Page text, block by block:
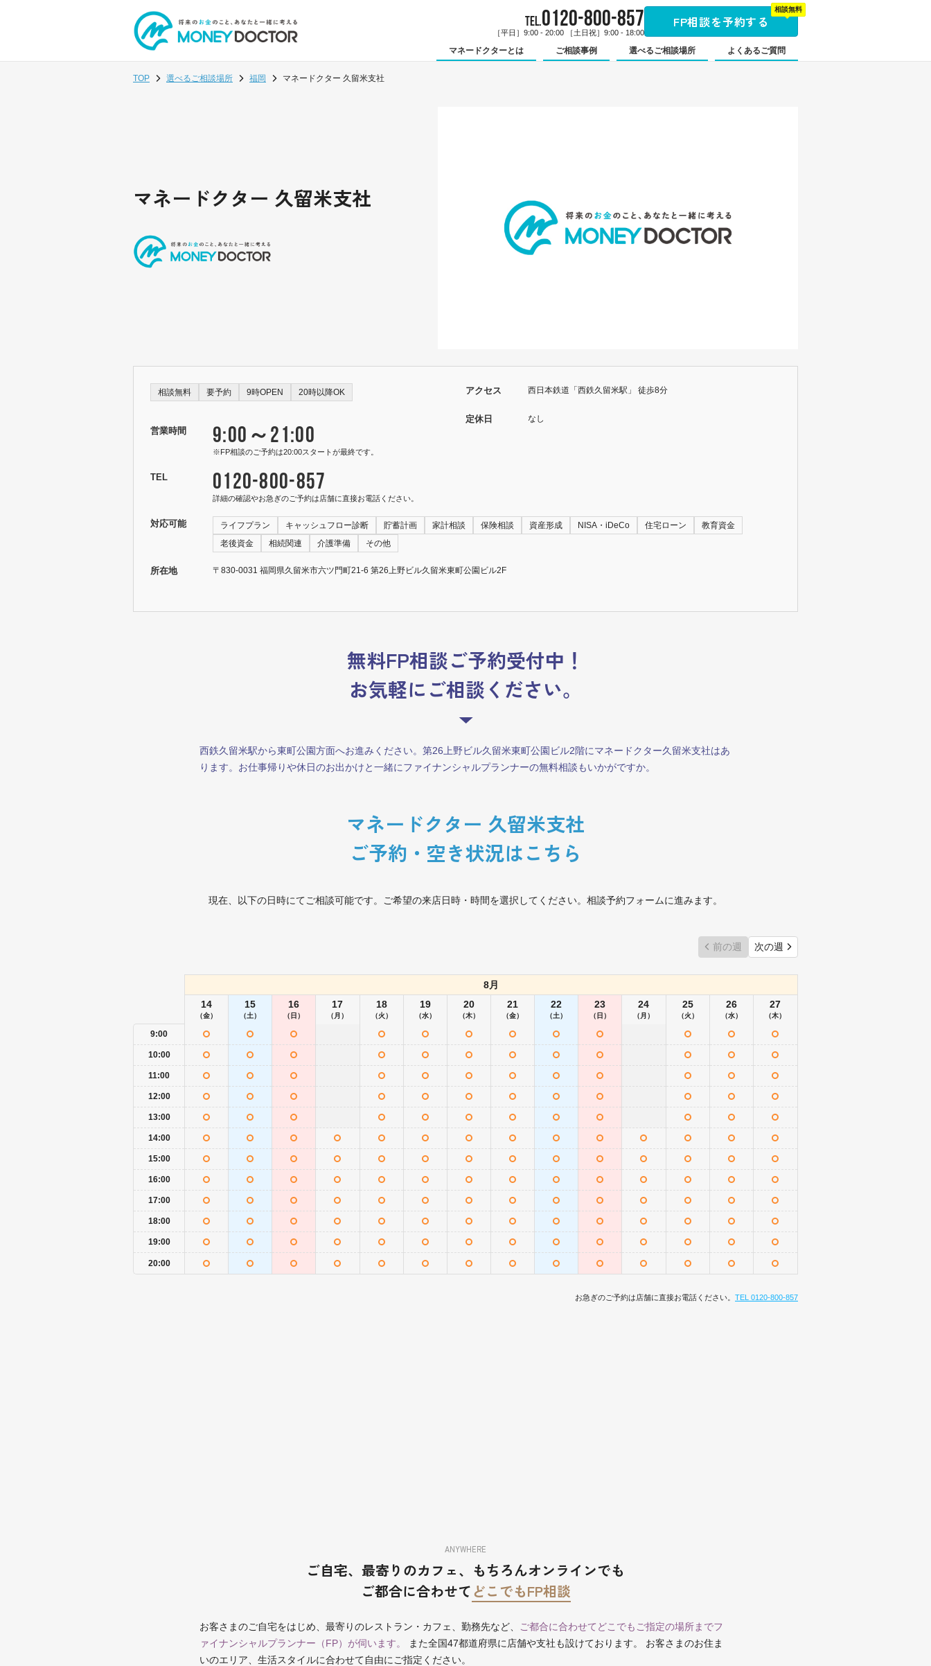
TEL. 0120-800-857
［平日］9:00 - 20:00 ［土日祝］9:00 - 18:00
FP相談を予約する
相談無料
マネードクターとは ご相談事例 選べるご相談場所 よくあるご質問
TOP 選べるご相談場所 福岡 マネードクター 久留米支社
マネードクター 久留米支社
相談無料 要予約 9時OPEN 20時以降OK
営業時間 9:00～21:00
※FP相談のご予約は20:00スタートが最終です。
TEL 0120-800-857
詳細の確認やお急ぎのご予約は店舗に直接お電話ください。
アクセス 西日本鉄道「西鉄久留米駅」 徒歩8分
定休日 なし
対応可能 ライフプラン キャッシュフロー診断 貯蓄計画 家計相談 保険相談 資産形成 NISA・iDeCo 住宅ローン
教育資金
老後資金
相続関連 介護準備 その他
所在地 〒830-0031 福岡県久留米市六ツ門町21-6 第26上野ビル久留米東町公園ビル2F
無料FP相談ご予約受付中！
お気軽にご相談ください。
西鉄久留米駅から東町公園方面へお進みください。第26上野ビル久留米東町公園ビル2階にマネードクター久留米支社はあ
ります。お仕事帰りや休日のお出かけと一緒にファイナンシャルプランナーの無料相談もいかがですか。
マネードクター 久留米支社
ご予約・空き状況はこちら
現在、以下の日時にてご相談可能です。ご希望の来店日時・時間を選択してください。相談予約フォームに進みます。
前の週 次の週
9:00
10:00
11:00
12:00
13:00
14:00
15:00
16:00
17:00
18:00
19:00
20:00
8月
14
（金）
15
（土）
16
（日）
17
（月）
18
（火）
19
（水）
20
（木）
21
（金）
22
（土）
23
（日）
24
（月）
25
（火）
26
（水）
27
（木）
お急ぎのご予約は店舗に直接お電話ください。 TEL 0120-800-857
ANYWHERE
ご自宅、最寄りのカフェ、 もちろんオンラインでも
ご都合に合わせてどこでもFP相談
お客さまのご自宅をはじめ、最寄りのレストラン・カフェ、勤務先など、
ご都合に合わせてどこでもご指定の場所までフ
ァイナンシャルプランナー（FP）が伺います。
また全国47都道府県に店舗や支社も設けております。 お客さまのお住ま
いのエリア、生活スタイルに合わせて自由にご指定ください。